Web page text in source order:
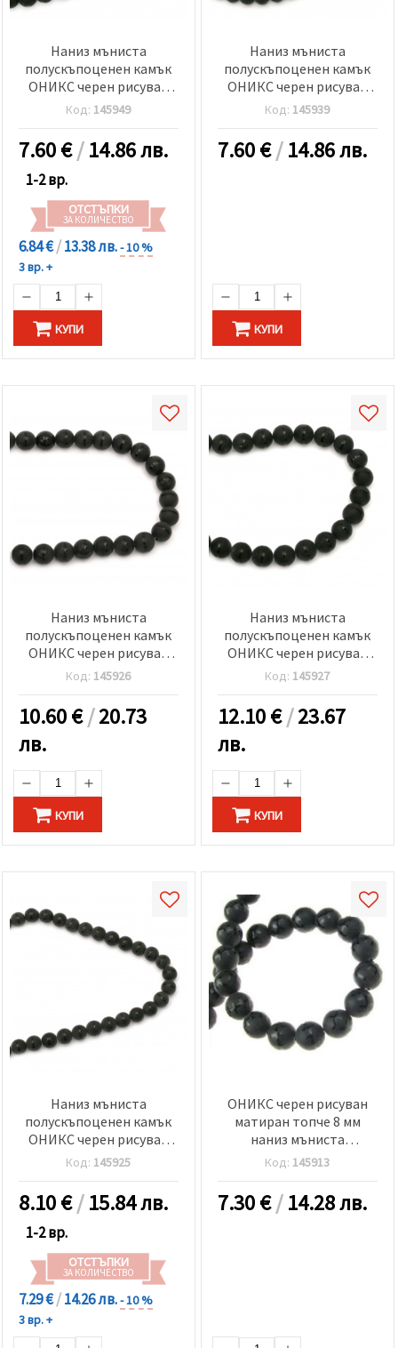
Наниз мъниста
полускъпоценен камък
ОНИКС черен рисуван
матиран топче 10 мм ±38
броя
Код: 145949
7.60€/14.86 лв.
1-2 вр.
ОТСТЪПКИ
ЗА КОЛИЧЕСТВО
6.84 €/13.38 лв.- 10 %
3 вр. +
КУПИ
Наниз мъниста
полускъпоценен камък
ОНИКС черен рисуван
матиран топче 10 мм ±38
броя
Код: 145939
7.60€/14.86 лв.
КУПИ
Наниз мъниста
полускъпоценен камък
ОНИКС черен рисуван
матиран топче 14 мм ±28
броя
Код: 145926
10.60€/20.73
лв.
КУПИ
Наниз мъниста
полускъпоценен камък
ОНИКС черен рисуван
матиран топче 16 мм ±25
броя
Код: 145927
12.10€/23.67
лв.
КУПИ
Наниз мъниста
полускъпоценен камък
ОНИКС черен рисуван
матиран топче 12 мм ±33
броя
Код: 145925
8.10€/15.84 лв.
1-2 вр.
ОТСТЪПКИ
ЗА КОЛИЧЕСТВО
7.29 €/14.26 лв.- 10 %
3 вр. +
ОНИКС черен рисуван
матиран топче 8 мм
наниз мъниста
полускъпоценен камък
±48 броя
Код: 145913
7.30€/14.28 лв.